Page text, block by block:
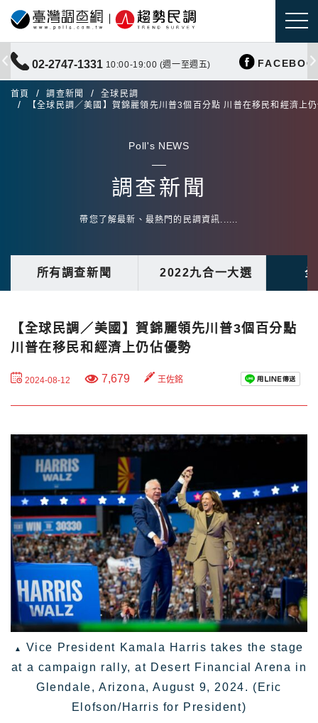
02-2747-1331 10:00-19:00 (週一至週五)
首頁 調查新聞
全球民調
【全球民調／美國】賀錦麗領先川普3個百分點 川普在移民和經濟上
Poll's NEWS
調查新聞
帶您了解最新、最熱門的民調資訊......
所有調查新聞 2022九合一大選
【全球民調／美國】賀錦麗領先川普3個百分點
川普在移民和經濟上仍佔優勢
2024-08-12 7,679 王佐銘
Vice President Kamala Harris takes the stage
at a campaign rally, at Desert Financial Arena in
Glendale, Arizona, August 9, 2024. (Eric
Elofson/Harris for President)